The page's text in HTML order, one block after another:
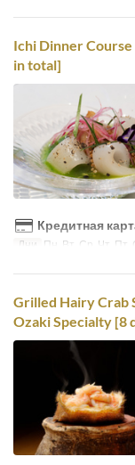
Ichi Dinner Course
in total]
Кредитная
Дни Пн, Вт, Ср, Чт, Пт,
Grilled Hairy Crab
Ozaki Specialty [8